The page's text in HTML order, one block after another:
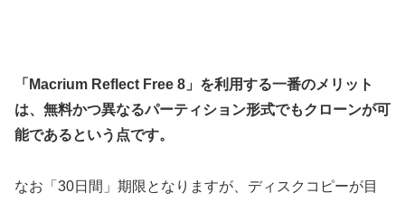
「Macrium Reflect Free 8」を利用する一番のメリット
は、無料かつ異なるパーティション形式でもクローンが可
能であるという点です。
なお「30日間」期限となりますが、ディスクコピーが目